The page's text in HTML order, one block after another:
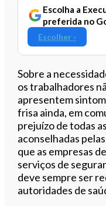
Escolha a
preferida no
Escolher ›
Sobre a
os trabalhadores
apresentem
frisa ainda, em
prejuízo de todas
aconselhadas
que as empresas
serviços de
deve sempre ser
autoridades de